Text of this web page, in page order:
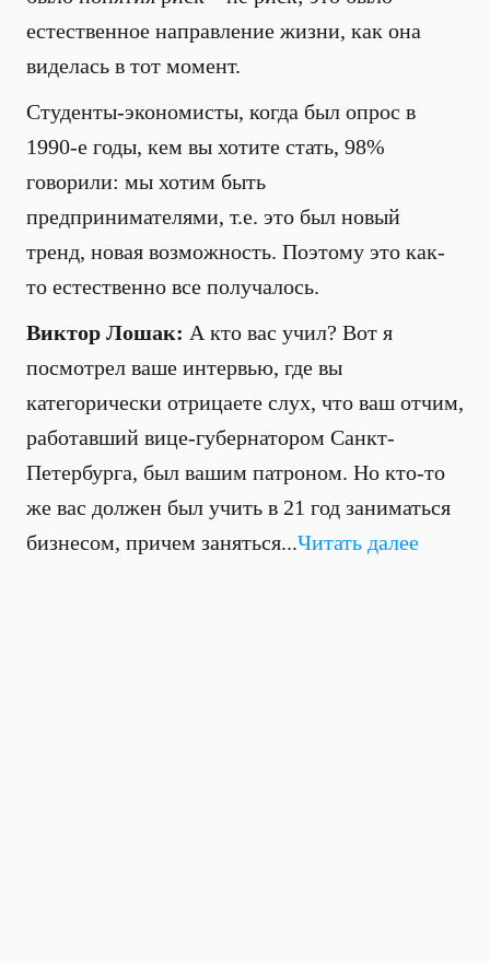
естественное направление жизни, как она
виделась в тот момент.
Студенты-экономисты, когда был опрос в
1990-е годы, кем вы хотите стать, 98%
говорили: мы хотим быть
предпринимателями, т.е. это был новый
тренд, новая возможность. Поэтому это как-
то естественно все получалось.
Виктор Лошак: А кто вас учил? Вот я
посмотрел ваше интервью, где вы
категорически отрицаете слух, что ваш отчим,
работавший вице-губернатором Санкт-
Петербурга, был вашим патроном. Но кто-то
же вас должен был учить в 21 год заниматься
бизнесом, причем заняться...Читать далее